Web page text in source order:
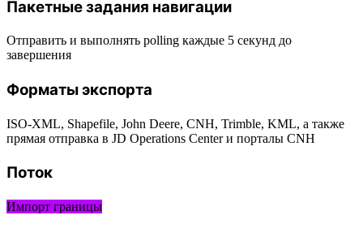
Пакетные задания навигации
Отправить и выполнять polling каждые 5 секунд до
завершения
Форматы экспорта
ISO-XML, Shapefile, John Deere, CNH, Trimble, KML, а также
прямая отправка в JD Operations Center и порталы CNH
Поток
Импорт границы